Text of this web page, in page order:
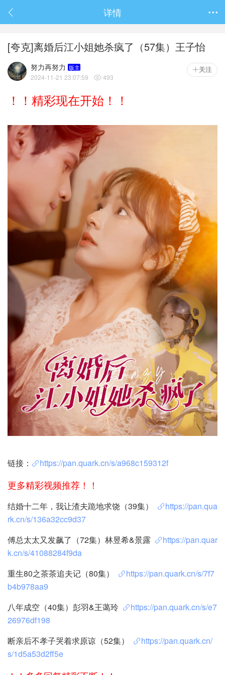
 详情
[夸克]离婚后江小姐她杀疯了（57集）王子怡
努力再努力 版主
2024-11-21 23:07:59 493
关注
！！精彩现在开始！！
链接： https://pan.quark.cn/s/a968c159312f
更多精彩视频推荐！！
结婚十二年，我让渣夫跪地求饶（39集）
https://pan.qua
rk.cn/s/136a32cc9d37
傅总太太又发飙了（72集）林昱希&景露
https://pan.quar
k.cn/s/41088284f9da
重生80之茶茶追夫记（80集）
https://pan.quark.cn/s/7f7
b4b978aa9
八年成空（40集）彭羽&王蔼玲
https://pan.quark.cn/s/e7
26976df198
断亲后不孝子哭着求原谅（52集）
https://pan.quark.cn/
s/1d5a53d2ff5e